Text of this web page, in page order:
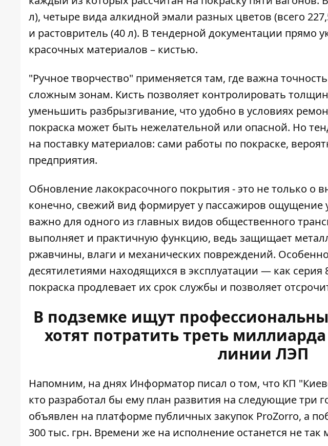
л), четыре вида алкидной эмали разных цветов (всего
и растовритель (40 л). В тендерной документации прямо
красочных материалов – кистью.
"Ручное творчество" применяется там, где важна
сложным зонам. Кисть позволяет контролировать
уменьшить разбрызгивание, что удобно в условиях
покраска может быть нежелательной или опасной. Но
на поставку материалов: сами работы по покраске,
предприятия.
Обновление лакокрасочного покрытия - это не только о
конечно, свежий вид формирует у пассажиров ощущение
важно для одного из главных видов общественного
выполняет и практичную функцию, ведь защищает
ржавчины, влаги и механических повреждений.
десятилетиями находящихся в эксплуатации — как серия
покраска продлевает их срок службы и позволяет
В подземке ищут
хотят потратить треть
линии ЛЭП
Напомним, на днях Информатор писал о том, что КП
кто разработал бы ему план развития на следующие три
объявлен на платформе публичных закупок ProZorro, а
300 тыс. грн. Времени же на исполнение останется не так